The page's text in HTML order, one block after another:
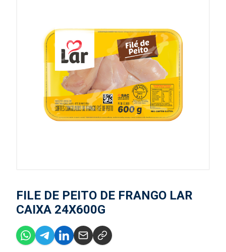
FILE DE PEITO DE FRANGO LAR
CAIXA 24X600G